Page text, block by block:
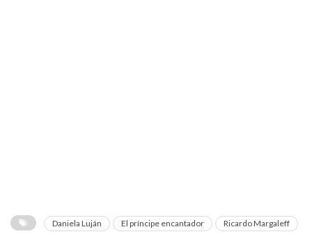
Daniela Luján El príncipe encantador
Ricardo Margaleff